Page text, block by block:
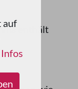
auf
enthält